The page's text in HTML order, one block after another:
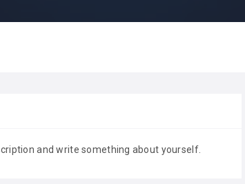
and write something about yourself.